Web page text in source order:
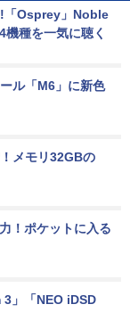
!「Osprey」Noble
種を一気に聴く
ル「M6」に新色
メモリ32GBの
！ポケットに入る
」「NEO iDSD